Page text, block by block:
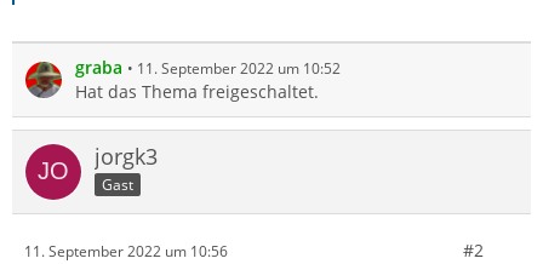
graba 11. September 2022 um 10:52
Hat das Thema freigeschaltet.
jorgk3
Gast
11. September 2022 um 10:56 #2